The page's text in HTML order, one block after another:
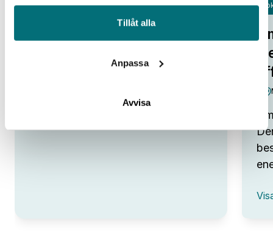
Tillåt alla
Anpassa
Avvisa
Open Lab Day hos IUC Syd
Alla pratar om potentialen i ny
: